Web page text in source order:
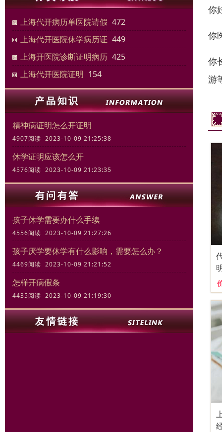
上海代开病历单医院请假 472
上海代开医院休学病历证 449
上海开医院诊断证明病历 425
上海代开医院证明 154
精神病证明怎么开证明
4907阅读 2023-10-09 21:25:38
休学证明应该怎么开
4576阅读 2023-10-09 21:23:35
孩子休学需要办什么手续
4556阅读 2023-10-09 21:27:26
孩子厌学要休学有什么影响，需要怎么办？
4469阅读 2023-10-09 21:21:52
怎样开病假条
4435阅读 2023-10-09 21:19:30
你
你
你
游